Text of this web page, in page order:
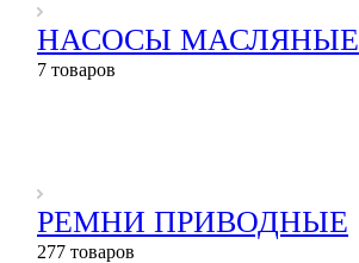
НАСОСЫ МАСЛЯНЫЕ
7 товаров
РЕМНИ ПРИВОДНЫЕ
277 товаров